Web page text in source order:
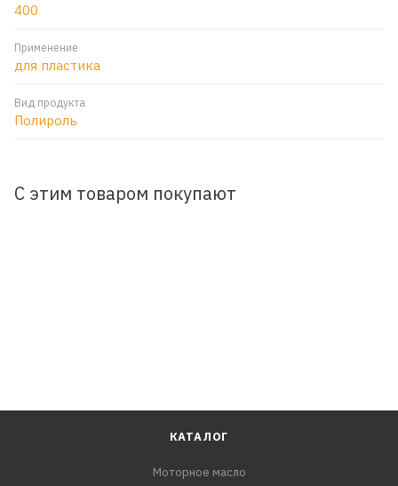
400
Применение
для пластика
Вид продукта
Полироль
С этим товаром покупают
КАТАЛОГ
Моторное масло